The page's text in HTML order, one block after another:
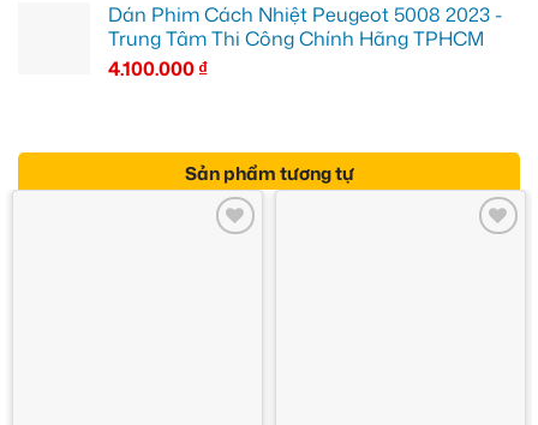
Dán Phim Cách Nhiệt Peugeot 5008 2023 -
Trung Tâm Thi Công Chính Hãng TPHCM
4.100.000₫
Sản phẩm tương tự